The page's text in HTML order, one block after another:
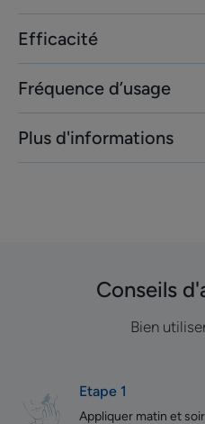
Efficacité
Fréquence d’usage
Plus d'informations
Conseils
Bien
Etape 1
Appliquer matin et